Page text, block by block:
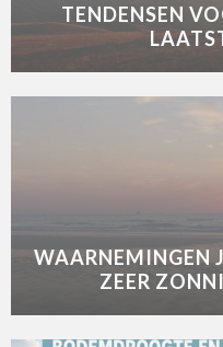
TENDENSEN
WAARNEMINGEN
ZEER